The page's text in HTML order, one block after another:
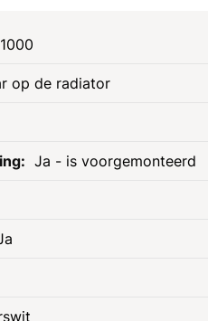
op de radiator
Ja - is voorgemonteerd